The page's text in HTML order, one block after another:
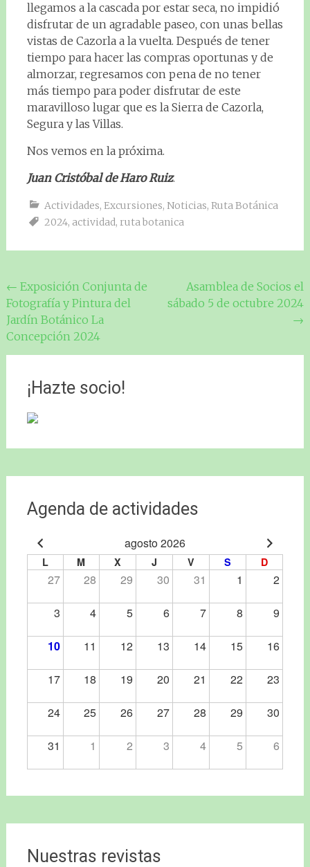
llegamos a la cascada por estar seca, no impidió
disfrutar de un agradable paseo, con unas bellas
vistas de Cazorla a la vuelta. Después de tener
tiempo para hacer las compras oportunas y de
almorzar, regresamos con pena de no tener
más tiempo para poder disfrutar de este
maravilloso lugar que es la Sierra de Cazorla,
Segura y las Villas.
Nos vemos en la próxima.
Juan Cristóbal de Haro Ruiz.
Actividades, Excursiones, Noticias, Ruta Botánica
2024, actividad, ruta botanica
Navegación
de
entradas
← Exposición Conjunta de
Fotografía y Pintura del
Jardín Botánico La
Concepción 2024
Asamblea de Socios el
sábado 5 de octubre 2024
→
¡Hazte socio!
Agenda de actividades
agosto 2026
L M X J V S D
27 28 29 30 31 1 2
3 4 5 6 7 8 9
10 11 12 13 14 15 16
17 18 19 20 21 22 23
24 25 26 27 28 29 30
31 1 2 3 4 5 6
Nuestras revistas